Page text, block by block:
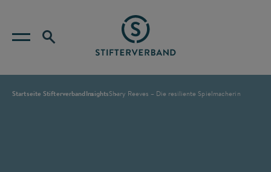
Startseite StifterverbandInsightsShary Reeves – Die resiliente Spielmacherin